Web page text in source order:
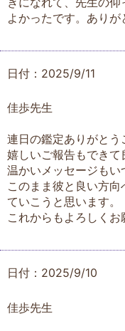
よかったです。あり
日付：2025/9/11
佳歩先生
連日の鑑定ありがとう
嬉しいご報告もできて
温かいメッセージもい
このまま彼と良い方
ていこうと思います。
これからもよろしくお
日付：2025/9/10
佳歩先生